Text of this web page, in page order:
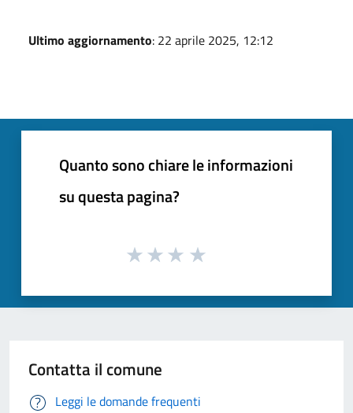
Ultimo aggiornamento: 22 aprile 2025, 12:12
Quanto sono chiare le informazioni
su questa pagina?
Contatta il comune
Leggi le domande frequenti